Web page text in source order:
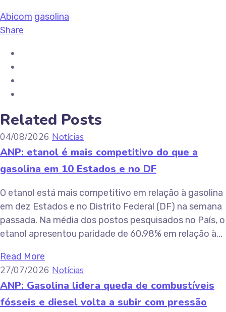
Abicom gasolina
Share
Related Posts
04/08/2026 Notícias
ANP: etanol é mais competitivo do que a
gasolina em 10 Estados e no DF
O etanol está mais competitivo em relação à gasolina
em dez Estados e no Distrito Federal (DF) na semana
passada. Na média dos postos pesquisados no País, o
etanol apresentou paridade de 60,98% em relação à...
Read More
27/07/2026 Notícias
ANP: Gasolina lidera queda de combustíveis
fósseis e diesel volta a subir com pressão